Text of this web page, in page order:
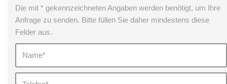
Die mit * gekennzeichneten Angaben werden benötigt, um Ihre
Anfrage zu senden. Bitte füllen Sie daher mindestens diese
Felder aus.